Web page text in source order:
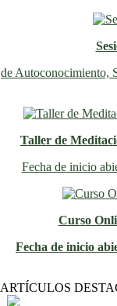
de Autoconocimiento,
Taller de
Fecha de inicio
Curso
Fecha de inicio
ARTÍCULOS